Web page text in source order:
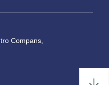
Compans,